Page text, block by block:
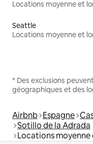
Seattle
* Des exclusions
géographiques et des
Airbnb Espagne
Sotillo de la Adrada
Locations